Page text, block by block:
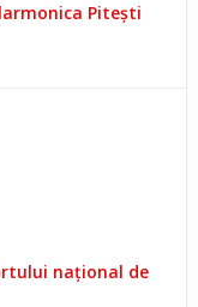
Pitești
național de